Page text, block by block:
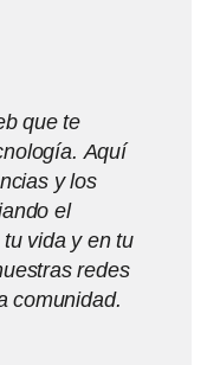
que te
Aquí
y los
el
vida y en tu
redes
comunidad.